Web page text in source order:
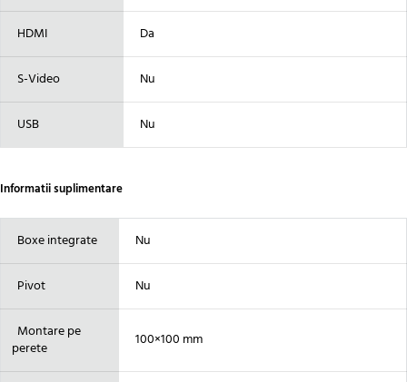
HDMI Da
S-Video Nu
USB Nu
Informatii suplimentare
Boxe integrate Nu
Pivot Nu
Montare pe
perete
100×100 mm